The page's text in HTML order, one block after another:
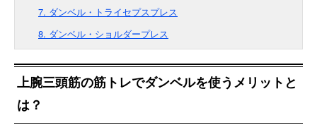
7. ダンベル・トライセプスプレス
8. ダンベル・ショルダープレス
上腕三頭筋の筋トレでダンベルを使うメリットと
は？